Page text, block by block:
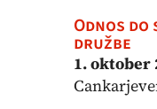
Odnos
družbe
1. oktober